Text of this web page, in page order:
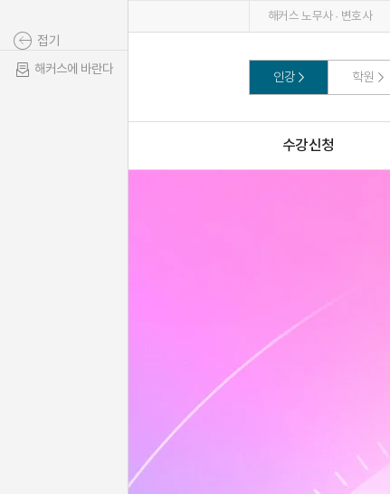
해커스 노무사 · 변호사
인강 학원
수강신청
접기
해커스에 바란다